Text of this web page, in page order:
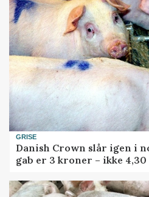
GRISE
Danish Crown slår igen i
gab er 3 kroner – ikke 4,30